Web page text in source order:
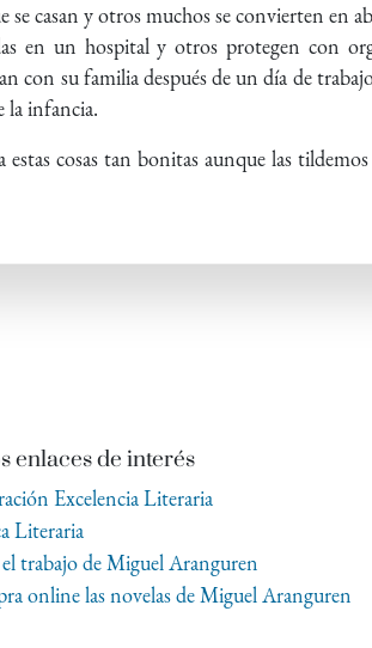
casan y otros muchos se convierten en
en un hospital y otros protegen con
con su familia después de un día de
la infancia.
cosas tan bonitas aunque las
enlaces de interés
Excelencia Literaria
Literaria
trabajo de Miguel Aranguren
online las novelas de Miguel Aranguren